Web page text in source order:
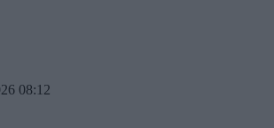
08:12